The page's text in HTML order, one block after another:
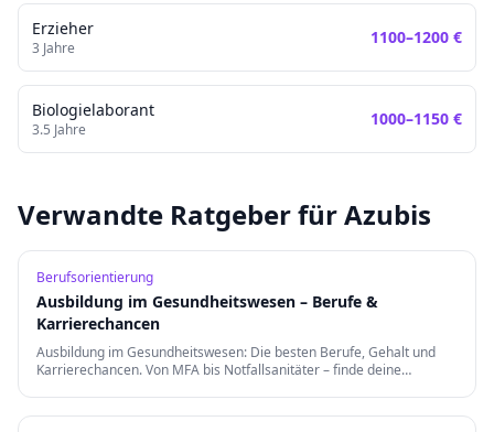
Erzieher
3 Jahre
1100–1200 €
Biologielaborant
3.5 Jahre
1000–1150 €
Verwandte Ratgeber für Azubis
Berufsorientierung
Ausbildung im Gesundheitswesen – Berufe &
Karrierechancen
Ausbildung im Gesundheitswesen: Die besten Berufe, Gehalt und
Karrierechancen. Von MFA bis Notfallsanitäter – finde deine